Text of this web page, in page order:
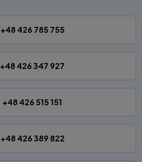
+48 426 785 755
+48 426 347 927
+48 426 515 151
+48 426 389 822